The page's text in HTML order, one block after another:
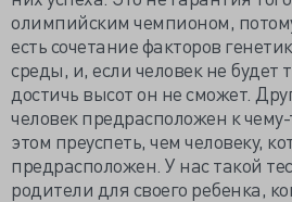
олимпийским чемпионом,
есть сочетание факторов
среды, и, если человек не будет
достичь высот он не сможет.
человек предрасположен к чему-
этом преуспеть, чем человеку,
предрасположен. У нас такой
родители для своего ребенка,